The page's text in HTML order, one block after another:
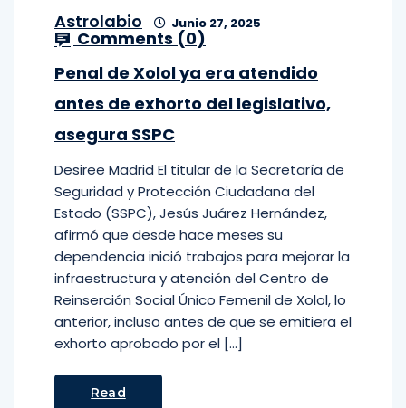
Astrolabio Junio 27, 2025
Comments (0)
Penal de Xolol ya era atendido
antes de exhorto del legislativo,
asegura SSPC
Desiree Madrid El titular de la Secretaría de
Seguridad y Protección Ciudadana del
Estado (SSPC), Jesús Juárez Hernández,
afirmó que desde hace meses su
dependencia inició trabajos para mejorar la
infraestructura y atención del Centro de
Reinserción Social Único Femenil de Xolol, lo
anterior, incluso antes de que se emitiera el
exhorto aprobado por el […]
Read